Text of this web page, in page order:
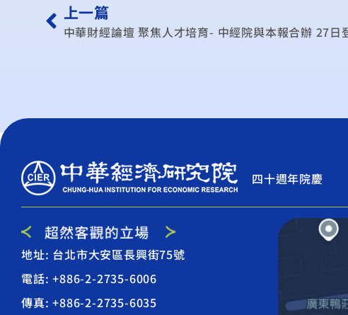
上一篇
四十週年院慶
地址: 台北市大安區長興街75號
電話: +886-2-2735-6006
傳真: +886-2-2735-6035